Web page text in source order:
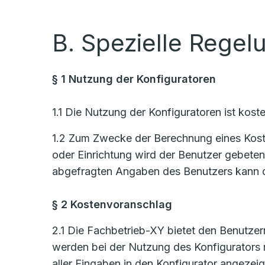
B. Spezielle
§ 1 Nutzung der Konfiguratoren
1.1 Die Nutzung der Konfiguratoren ist
1.2 Zum Zwecke der Berechnung eines
oder Einrichtung wird der Benutzer
abgefragten Angaben des Benutzers
§ 2 Kostenvoranschlag
2.1 Die Fachbetrieb-XY bietet den
werden bei der Nutzung des Konfigurators